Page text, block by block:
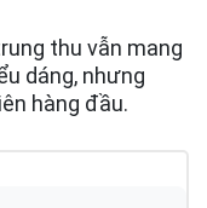
thu vẫn mang
dáng, nhưng
hàng đầu.